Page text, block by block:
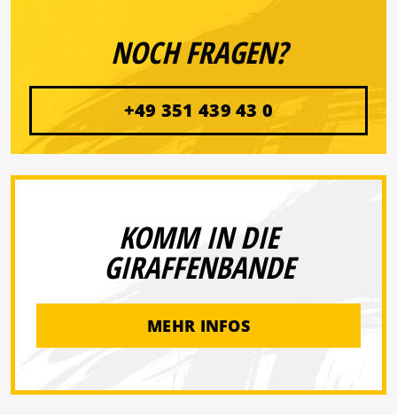
NOCH FRAGEN?
+49 351 439 43 0
KOMM IN DIE
GIRAFFENBANDE
MEHR INFOS